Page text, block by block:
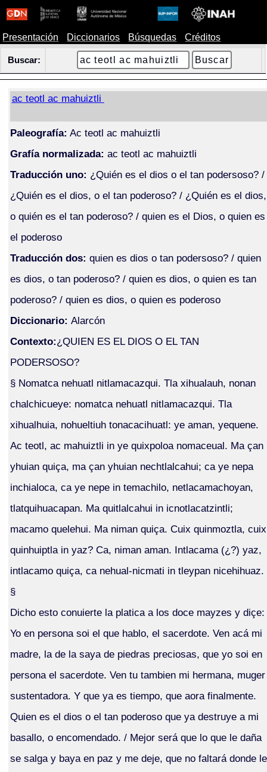
Presentación Diccionarios Búsquedas Créditos
Buscar:
ac teotl ac mahuiztli
Paleografía: Ac teotl ac mahuiztli
Grafía normalizada: ac teotl ac mahuiztli
Traducción uno: ¿Quién es el dios o el tan podersoso? /
¿Quién es el dios, o el tan poderoso? / ¿Quién es el dios,
o quién es el tan poderoso? / quien es el Dios, o quien es
el poderoso
Traducción dos: quien es dios o tan podersoso? / quien
es dios, o tan poderoso? / quien es dios, o quien es tan
poderoso? / quien es dios, o quien es poderoso
Diccionario: Alarcón
Contexto:¿QUIEN ES EL DIOS O EL TAN
PODERSOSO?
§ Nomatca nehuatl nitlamacazqui. Tla xihualauh, nonan
chalchicueye: nomatca nehuatl nitlamacazqui. Tla
xihualhuia, nohueltiuh tonacacihuatl: ye aman, yequene.
Ac teotl, ac mahuiztli in ye quixpoloa nomaceual. Ma çan
yhuian quiça, ma çan yhuian nechtlalcahui; ca ye nepa
inchialoca, ca ye nepe in temachilo, netlacamachoyan,
tlatquihuacapan. Ma quitlalcahui in icnotlacatzintli;
macamo quelehui. Ma niman quiça. Cuix quinmoztla, cuix
quinhuiptla in yaz? Ca, niman aman. Intlacama (¿?) yaz,
intlacamo quiça, ca nehual-nicmati in tleypan nicehihuaz.
§
Dicho esto conuierte la platica a los doce mayzes y diçe:
Yo en persona soi el que hablo, el sacerdote. Ven acá mi
madre, la de la saya de piedras preciosas, que yo soi en
persona el sacerdote. Ven tu tambien mi hermana, muger
sustentadora. Y que ya es tiempo, que aora finalmente.
Quien es el dios o el tan poderoso que ya destruye a mi
basallo, o encomendado. / Mejor será que lo que le daña
se salga y baya en paz y me deje, que no faltará donde le